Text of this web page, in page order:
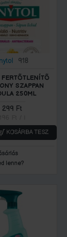
918
SZAPPAN
250ML
299 Ft
KOSÁRBA TESZ
lenne?